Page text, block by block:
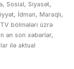
Sosial, Siyasət,
İdman, Maraqlı,
bölmələri üzrə
ən son xəbərlər,
ilə aktual